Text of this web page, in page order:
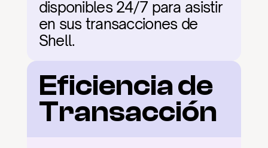
disponibles 24/7 para asistir
en sus transacciones de
Shell.
Eficiencia de
Transacción